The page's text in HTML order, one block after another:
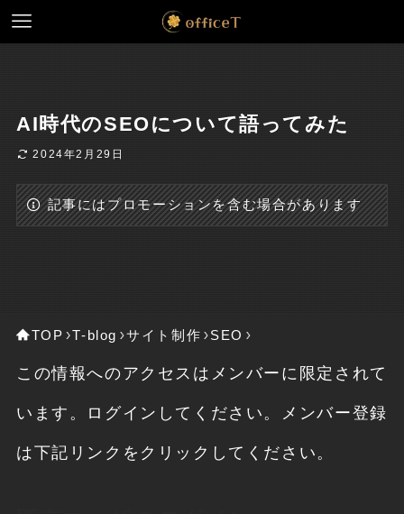
AI時代のSEOについて語ってみた
2024年2月29日
記事にはプロモーションを含む場合があります
TOP T-blog サイト制作 SEO
この情報へのアクセスはメンバーに限定されて
います。ログインしてください。メンバー登録
は下記リンクをクリックしてください。